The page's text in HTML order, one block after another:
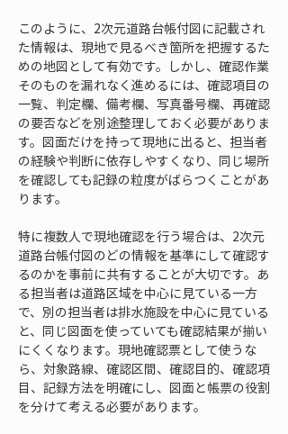
このように、2次元道路台帳付図に記載され
た情報は、現地で見るべき箇所を把握するた
めの地図として有効です。しかし、確認作業
そのものを漏れなく進めるには、確認項目の
一覧、判定欄、備考欄、写真番号欄、再確認
の要否などを別途整理しておく必要がありま
す。図面だけを持って現地に出ると、担当者
の経験や判断に依存しやすくなり、同じ場所
を確認しても記録の粒度がばらつくことがあ
ります。
特に複数人で現地確認を行う場合は、2次元
道路台帳付図のどの情報を基準にして確認す
るのかを事前に共有することが大切です。あ
る担当者は道路区域を中心に見ている一方
で、別の担当者は排水施設を中心に見ている
と、同じ図面を使っていても確認結果が揃い
にくくなります。現地確認票として使うな
ら、対象路線、確認区間、確認目的、確認項
目、記録方法を明確にし、図面と帳票の役割
を分けて考える必要があります。